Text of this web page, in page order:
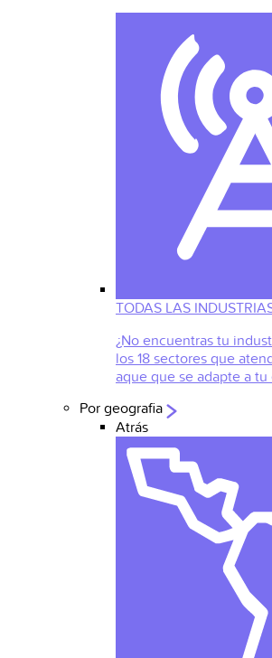
TODAS LAS
¿No encuentras tu
los 18 sectores que
aque que se adapte a tu
Por geografia
Atrás